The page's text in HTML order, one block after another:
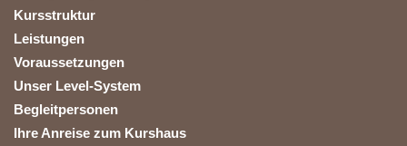
Kursstruktur
Leistungen
Voraussetzungen
Unser Level-System
Begleitpersonen
Ihre Anreise zum Kurshaus